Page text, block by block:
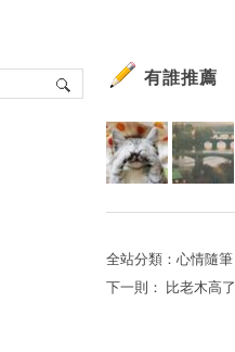
有誰推薦
全站分類： 心情隨筆
下一則：
比老木高了